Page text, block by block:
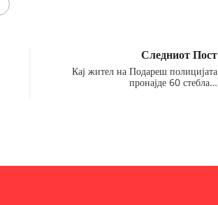
Следниот Пост
Кај жител на Подареш полицијата
пронајде 60 стебла…